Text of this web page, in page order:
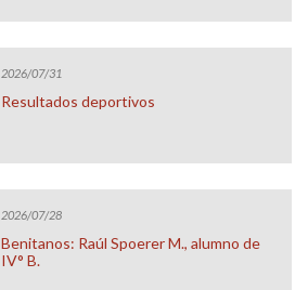
2026/07/31
Resultados deportivos
2026/07/28
Benitanos: Raúl Spoerer M., alumno de
IV° B.